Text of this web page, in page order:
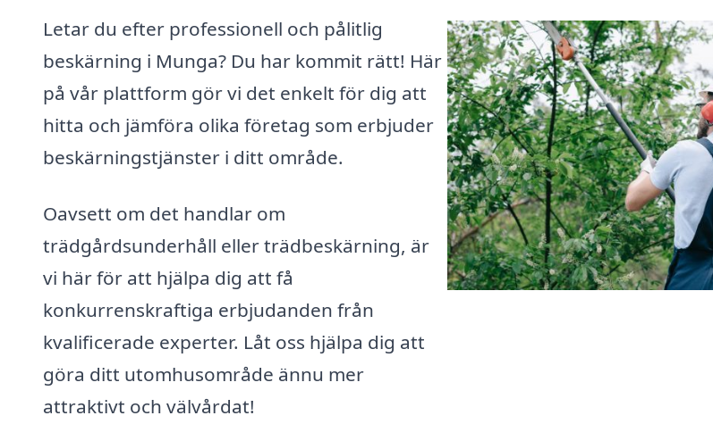
Letar du efter professionell och pålitlig
beskärning i Munga? Du har kommit rätt! Här
på vår plattform gör vi det enkelt för dig att
hitta och jämföra olika företag som erbjuder
beskärningstjänster i ditt område.
Oavsett om det handlar om
trädgårdsunderhåll eller trädbeskärning, är
vi här för att hjälpa dig att få
konkurrenskraftiga erbjudanden från
kvalificerade experter. Låt oss hjälpa dig att
göra ditt utomhusområde ännu mer
attraktivt och välvårdat!